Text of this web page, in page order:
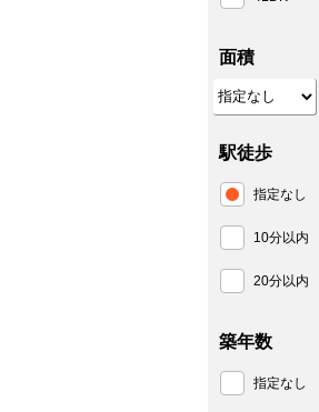
面積
駅徒歩
指定なし
10分以内
20分以内
築年数
指定なし